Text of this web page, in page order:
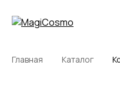
Главная Каталог